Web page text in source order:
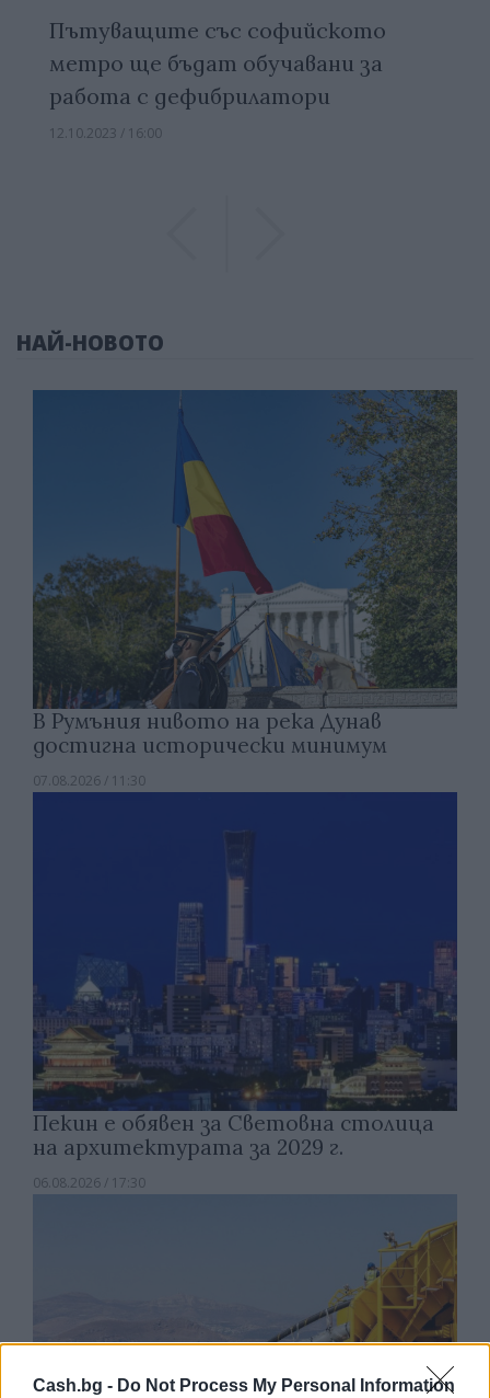
Cash.bg - Do Not Process My Personal Information
Пътуващите със софийското
метро ще бъдат обучавани за
работа с дефибрилатори
12.10.2023 / 16:00
НАЙ-НОВОТО
В Румъния нивото на река Дунав
достигна исторически минимум
07.08.2026 / 11:30
Пекин е обявен за Световна столица
на архитектурата за 2029 г.
06.08.2026 / 17:30